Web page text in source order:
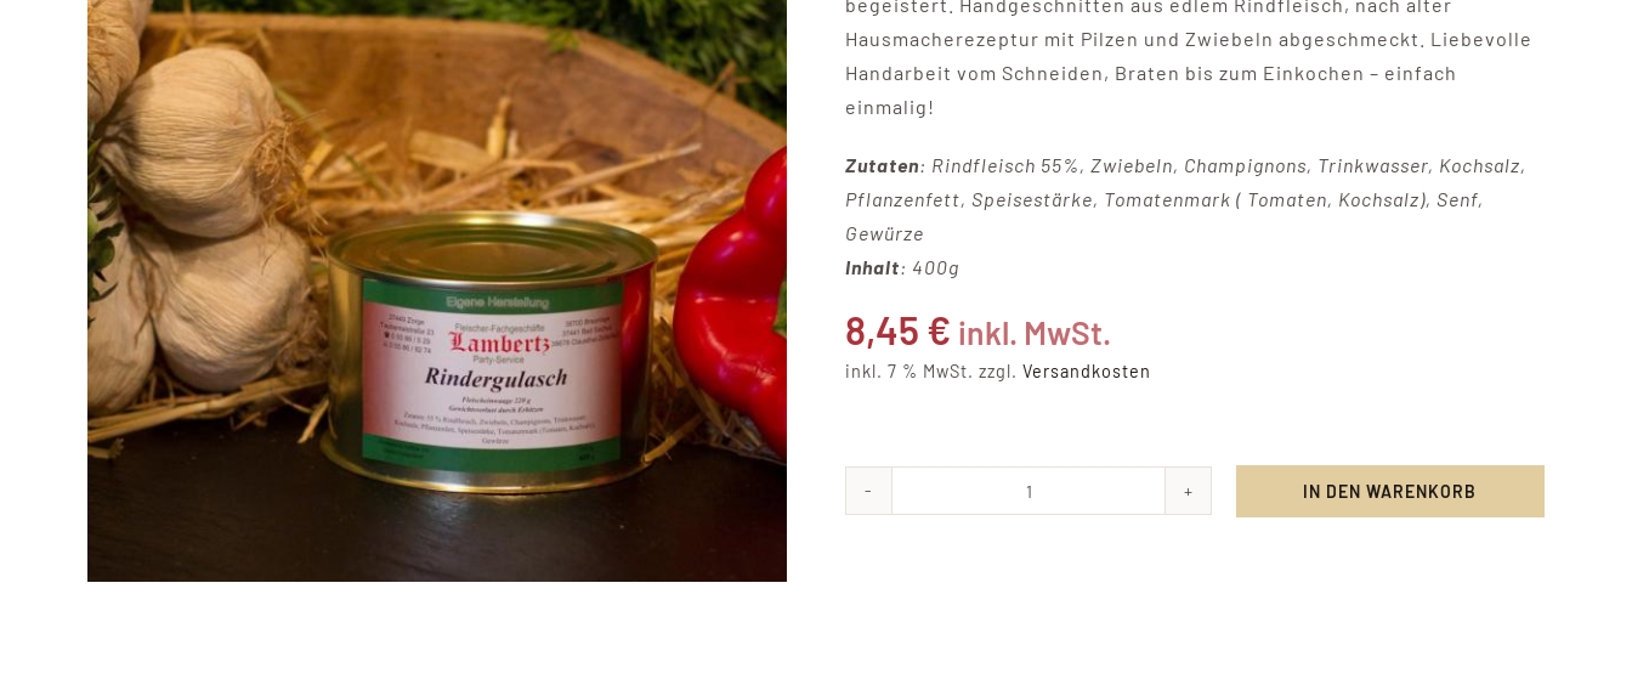
Hausmacherezeptur mit Pilzen und Zwiebeln abgeschmeckt. Liebevolle
Handarbeit vom Schneiden, Braten bis zum Einkochen – einfach
einmalig!
Zutaten: Rindfleisch 55%, Zwiebeln, Champignons, Trinkwasser, Kochsalz,
Pflanzenfett, Speisestärke, Tomatenmark ( Tomaten, Kochsalz), Senf,
Gewürze
Inhalt: 400g
8,45 € inkl. MwSt.
inkl. 7 % MwSt. zzgl. Versandkosten
Rindergulasch
IN DEN WARENKORB